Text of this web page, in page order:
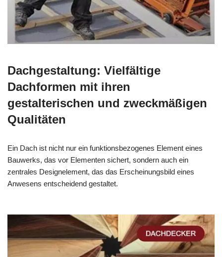
Dachgestaltung: Vielfältige
Dachformen mit ihren
gestalterischen und zweckmäßigen
Qualitäten
Ein Dach ist nicht nur ein funktionsbezogenes Element eines
Bauwerks, das vor Elementen sichert, sondern auch ein
zentrales Designelement, das das Erscheinungsbild eines
Anwesens entscheidend gestaltet.